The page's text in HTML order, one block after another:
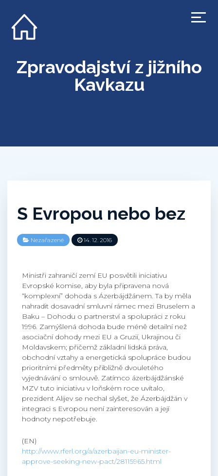
Zpravodajství z jižního
Kavkazu
S Evropou nebo bez
Nezařazené 14. 12. 2016
Ministři zahraničí zemí EU posvětili iniciativu
Evropské komise, aby byla připravena nová
“komplexní” dohoda s Ázerbájdžánem. Ta by měla
nahradit dosavadní smluvní rámec mezi Bruselem a
Baku – Dohodu o partnerství a spolupráci z roku
1996. Zamýšlená dohoda bude méně detailní než
asociační dohody mezi EU a Gruzií, Ukrajinou či
Moldavskem; přičemž základní lidská práva,
obchodní vztahy a energetická spolupráce budou
prioritními předměty přibližně dvouletého
vyjednávání o smlouvě. Zatímco ázerbájdžánské
MZV tuto iniciativu v loňském roce uvítalo,
prezident Alijev se nechal slyšet, že Ázerbájdžán v
integraci s Evropou není zainteresován a její
hodnoty nepotřebuje.
(EN)
http://www.rferl.org/a/azerbaijan-eu-minister-
approve-seeking-new-pact/28115965.html